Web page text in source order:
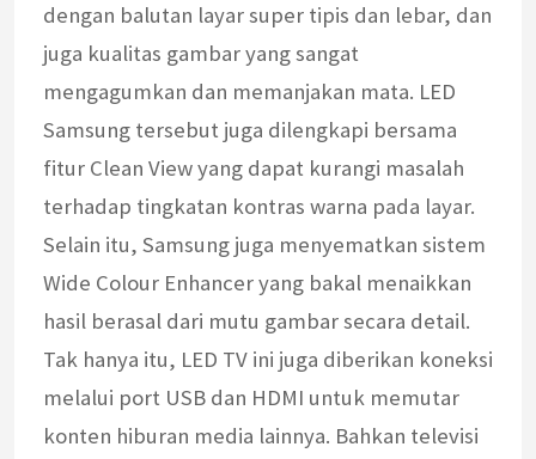
dengan balutan layar super tipis dan lebar, dan
juga kualitas gambar yang sangat
mengagumkan dan memanjakan mata. LED
Samsung tersebut juga dilengkapi bersama
fitur Clean View yang dapat kurangi masalah
terhadap tingkatan kontras warna pada layar.
Selain itu, Samsung juga menyematkan sistem
Wide Colour Enhancer yang bakal menaikkan
hasil berasal dari mutu gambar secara detail.
Tak hanya itu, LED TV ini juga diberikan koneksi
melalui port USB dan HDMI untuk memutar
konten hiburan media lainnya. Bahkan televisi